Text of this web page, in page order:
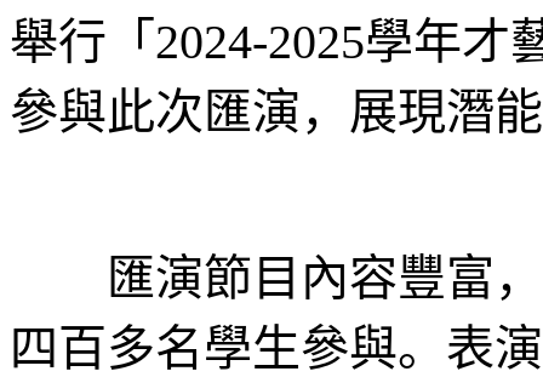
舉行「2024-2025學年
參與此次匯演，展現潛
匯演節目內容豐富，
四百多名學生參與。表